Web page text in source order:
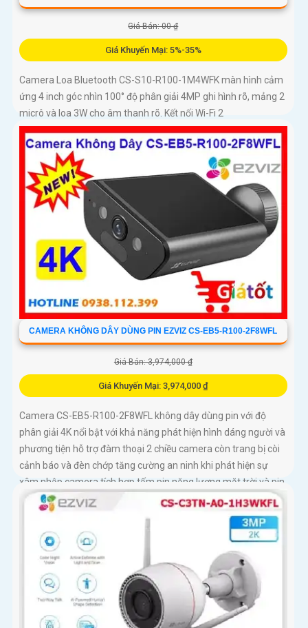
Giá Bán: 00 ₫
Giá Khuyến Mại: 5%-35%
Camera Loa Bluetooth CS-S10-R100-1M4WFK màn hình cảm
ứng 4 inch góc nhìn 100° độ phân giải 4MP ghi hình rõ, mảng 2
micrô và loa 3W cho âm thanh rõ. Kết nối Wi-Fi 2
CAMERA KHÔNG DÂY DÙNG PIN EZVIZ CS-EB5-R100-2F8WFL
Giá Bán: 3,974,000 ₫
Giá Khuyến Mại: 3,974,000 ₫
Camera CS-EB5-R100-2F8WFL không dây dùng pin với độ
phân giải 4K nổi bật với khả năng phát hiện hình dáng người và
phương tiện hỗ trợ đàm thoại 2 chiều camera còn trang bị còi
cảnh báo và đèn chớp tăng cường an ninh khi phát hiện sự
xâm nhập camera tích hợp tấm pin năng lượng mặt trời và pin
sạc đạt chuẩn IP65 chống nước và bụi giúp hoạt động bền bỉ
trong mọi điều kiện thời tiết.